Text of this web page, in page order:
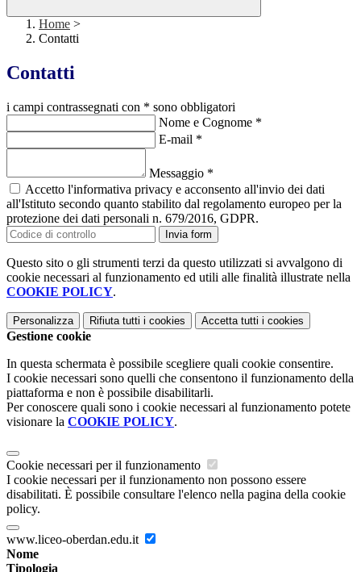
Home >
Contatti
Contatti
i campi contrassegnati con * sono obbligatori
Nome e Cognome *
E-mail *
Messaggio *
Accetto l'informativa privacy e acconsento all'invio dei dati
all'Istituto secondo quanto stabilito dal regolamento europeo per la
protezione dei dati personali n. 679/2016, GDPR.
Invia form
Questo sito o gli strumenti terzi da questo utilizzati si avvalgono di
cookie necessari al funzionamento ed utili alle finalità illustrate nella
COOKIE POLICY.
Personalizza Rifiuta tutti i cookies Accetta tutti i cookies
Gestione cookie
In questa schermata è possibile scegliere quali cookie consentire.
I cookie necessari sono quelli che consentono il funzionamento della
piattaforma e non è possibile disabilitarli.
Per conoscere quali sono i cookie necessari al funzionamento potete
visionare la COOKIE POLICY.
Cookie necessari per il funzionamento
I cookie necessari per il funzionamento non possono essere
disabilitati. È possibile consultare l'elenco nella pagina della cookie
policy.
www.liceo-oberdan.edu.it
Nome
Tipologia